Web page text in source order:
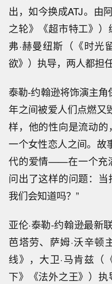
出，如今换成ATJ。由
之轮》《超市特工》
弗·赫曼纽斯（《时光
欲》）执导，两人都担
泰勒-约翰逊将饰演主
年之间被爱人们点燃又
样，他的性向是流动
一个女性恋人之间。故
代的爱情——在一个充
问出了这样的问题：当
我们会知道吗？”
亚伦·泰勒-约翰逊最新
芭塔劳、萨姆·沃辛顿
线》，大卫·马肯兹（
下》《法外之王》）